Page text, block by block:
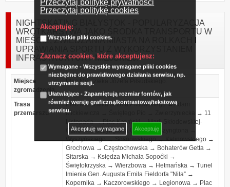
Przeczytaj politykę prywatności
Przeczytaj politykę cookies
Akceptuję:
Wszystkie pliki cookies.
Zaznacz cookies, które akceptujesz:
Wymagane - Wszystkie wymagane pliki cookies
niezbędne do prawidłowego działania serwisu, np.
utrzymanie sesji.
Ułatwiające - Zapamiętują rozmiar fontów, jak
również wersję graficzną/kontrastową/tekstową
serwisu.
Akceptuję wymagane Akceptuję
NIGHTSKATING BIAŁYSTOK - POPULARYZACJA
WROTKARSTWA JAKO ŚRODKA TRANSPORTU W
MIEŚCIE, ZWIEDZANIA MIASTA NA ROLKACH I
UPRAWIANIA SPORTU Z WYKORZYSTANIEM
INFRASTRUKTURY MIEJSKIEJ.
Miejsce
zgromadzenia
Plac Marszałka Józefa Piłsudskiego.
Trasa
przemarszu
Plac Marszałka Józefa Piłsudskiego →Adam
Mickiewicza → Świętego Pio → Zwierzyniecka → 11
Listopada → Plac Katyński→ Marii Skłodowskiej-
Curie → Waszyngtona USK→ Waszyngtona →
Wyszyńskiego → Sosnowskiego → Kalinowskiego →
Grochowa → Częstochowska → Bohaterów Getta →
Sitarska → Księdza Michała Sopoćki →
Świętokrzyska → Wierzbowa → Hetmańska → Tunel
Imienia Gen. Augusta Emila Fieldorfa "Nila” →
Kopernika → Kaczorowskiego → Legionowa → Plac